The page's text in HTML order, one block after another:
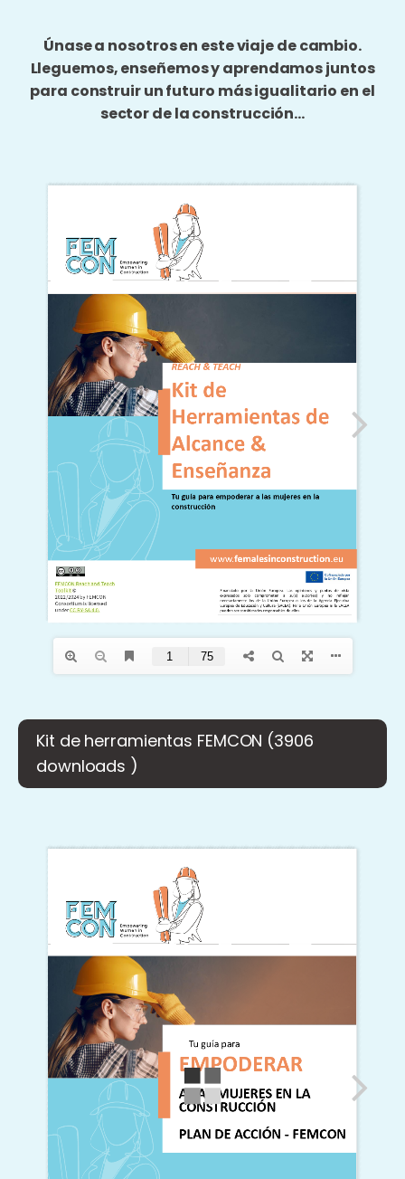
Únase a nosotros en este viaje de cambio.
Lleguemos, enseñemos y aprendamos juntos
para construir un futuro más igualitario en el
sector de la construcción…
Kit de herramientas FEMCON (3906
downloads )